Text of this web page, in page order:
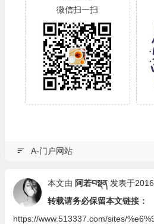
微信扫一扫
A-门户网站
本文由 阿若བསྡན 发表于
转载请务必保留本文链接：
https://www.513337.com/sites/